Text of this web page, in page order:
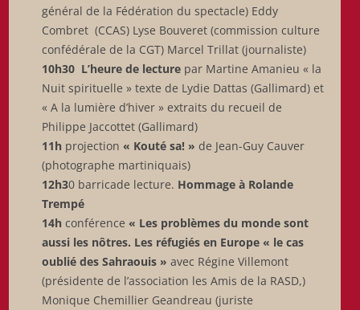
général de la Fédération du spectacle) Eddy
Combret (CCAS) Lyse Bouveret (commission culture
confédérale de la CGT) Marcel Trillat (journaliste)
10h30 L’heure de lecturepar Martine Amanieu « la
Nuit spirituelle » texte de Lydie Dattas (Gallimard) et
« A la lumière d’hiver » extraits du recueil de
Philippe Jaccottet (Gallimard)
11hprojection « Kouté sa! » de Jean-Guy Cauver
(photographe martiniquais)
12h30 barricade lecture. Hommage à Rolande
Trempé
14hconférence « Les problèmes du monde sont
aussi les nôtres. Les réfugiés en Europe « le cas
oublié des Sahraouis » avec Régine Villemont
(présidente de l’association les Amis de la RASD,)
Monique Chemillier Geandreau (juriste